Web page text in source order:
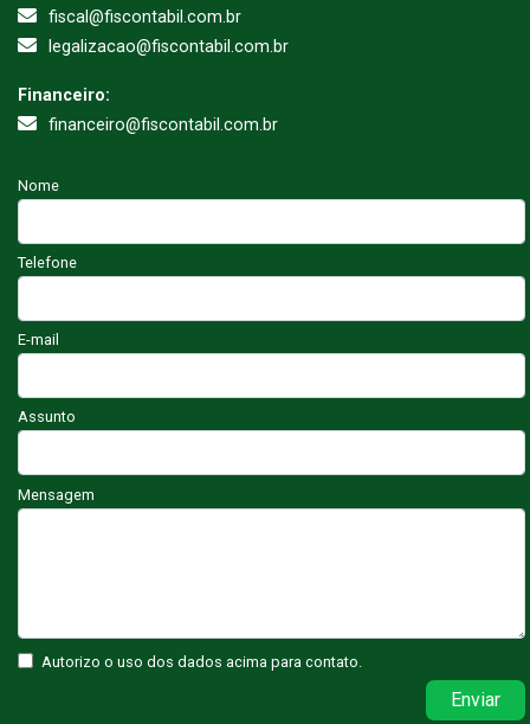
fiscal@fiscontabil.com.br
legalizacao@fiscontabil.com.br
Financeiro:
financeiro@fiscontabil.com.br
Nome
Telefone
E-mail
Assunto
Mensagem
Autorizo o uso dos dados acima para contato.
Enviar